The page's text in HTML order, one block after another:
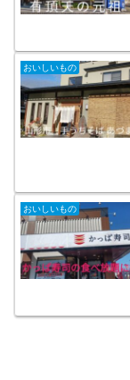
おいしいもの
おいしいもの